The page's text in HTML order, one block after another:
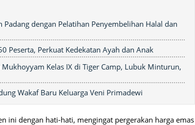
dengan Pelatihan Penyembelihan Halal dan
Peserta, Perkuat Kedekatan Ayah dan Anak
Kelas IX di Tiger Camp, Lubuk Minturun,
Wakaf Baru Keluarga Veni Primadewi
ini dengan hati-hati, mengingat pergerakan harga emas